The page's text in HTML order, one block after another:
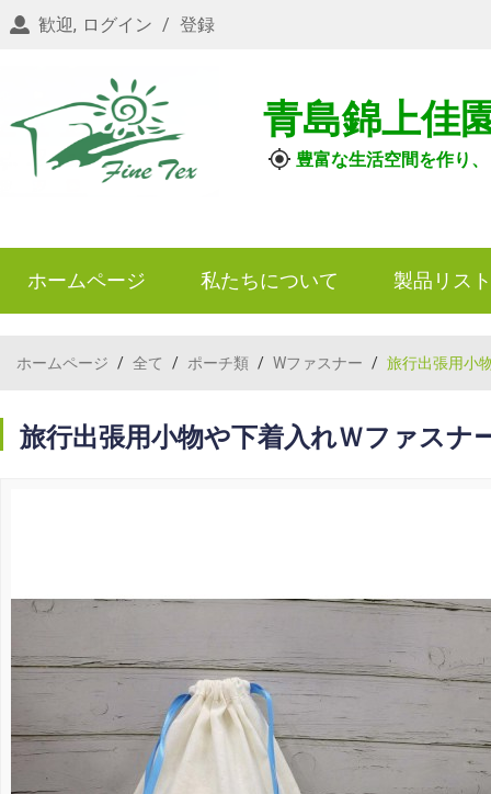
歓迎, ログイン / 登録
青島錦上佳
豊富な生活空間を作り
ホームページ 私たちについて 製品リスト
ホームページ / 全て / ポーチ類 / Wファスナー / 旅行出張用小
旅行出張用小物や下着入れＷファス